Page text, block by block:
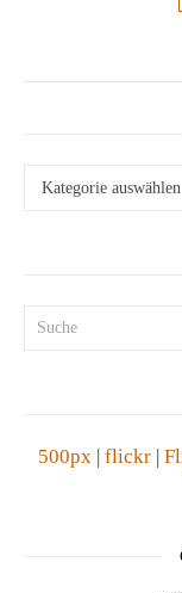
500px| flickr|